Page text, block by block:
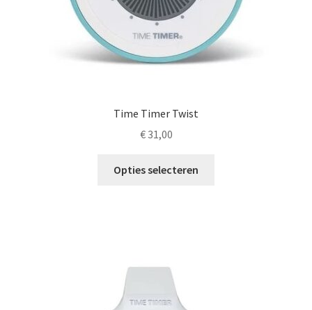
Time Timer Twist
€31,00
Opties selecteren